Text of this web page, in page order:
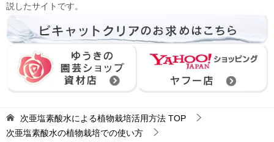
説したサイトです。
次亜塩素酸水による植物栽培活用方法 TOP
次亜塩素酸水の植物栽培での使い方